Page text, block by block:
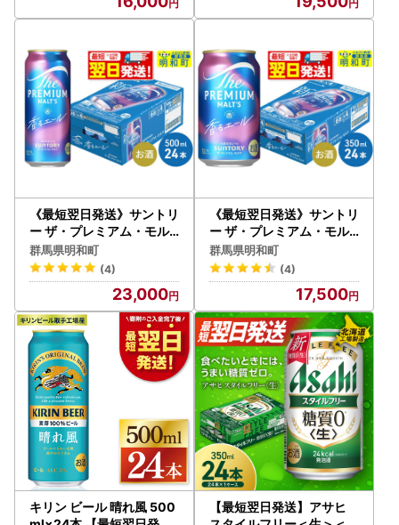
《最短翌日発送》サントリ
ー ザ・プレミアム・モル
ツ〈香る〉エール ＜500
ml×24缶＞
群馬県明和町
(4)
23,000
《最短翌日発送》サントリ
ー ザ・プレミアム・モル
ツ 香るエール ＜350ml×2
4缶＞
群馬県明和町
(4)
17,500
キリン ビール 晴れ風 500
【最短翌日発送】アサヒ